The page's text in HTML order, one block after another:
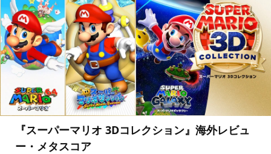
『スーパーマリオ 3Dコレクション』海外レビュ
ー・メタスコア